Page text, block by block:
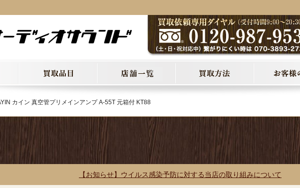
カイン 真空管プリメインアンプ A-55T 元箱付 KT88
【お知らせ】ウイルス感染予防に対する当店の取り組みについて